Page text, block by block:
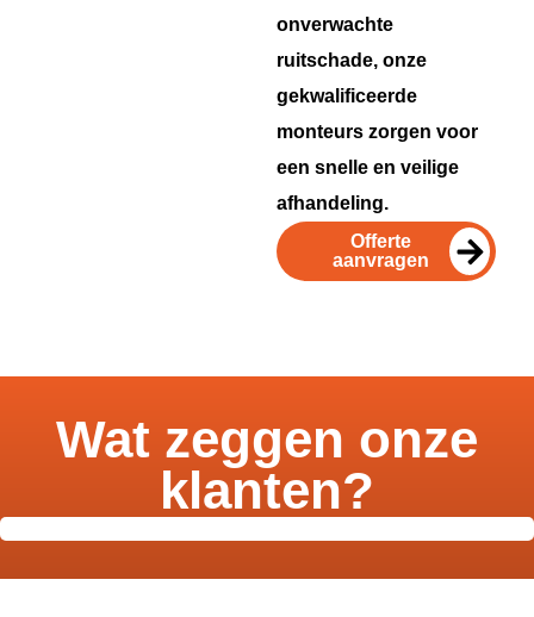
onverwachte
ruitschade, onze
gekwalificeerde
monteurs zorgen voor
een snelle en veilige
afhandeling.
Offerte
aanvragen
Wat zeggen onze
klanten?